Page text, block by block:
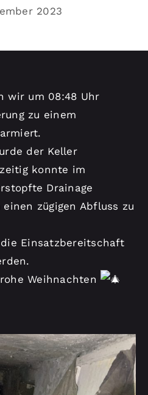
2023
wir um 08:48 Uhr
zu einem
der Keller
konnte im
Drainage
zügigen Abfluss zu
Einsatzbereitschaft
Weihnachten